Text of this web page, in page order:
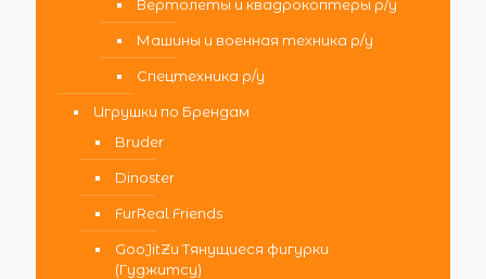
Вертолеты и квадрокоптеры р/у
Машины и военная техника р/у
Спецтехника р/у
Игрушки по Брендам
Bruder
Dinoster
FurReal Friends
GooJitZu Тянущиеся фигурки
(Гуджитсу)